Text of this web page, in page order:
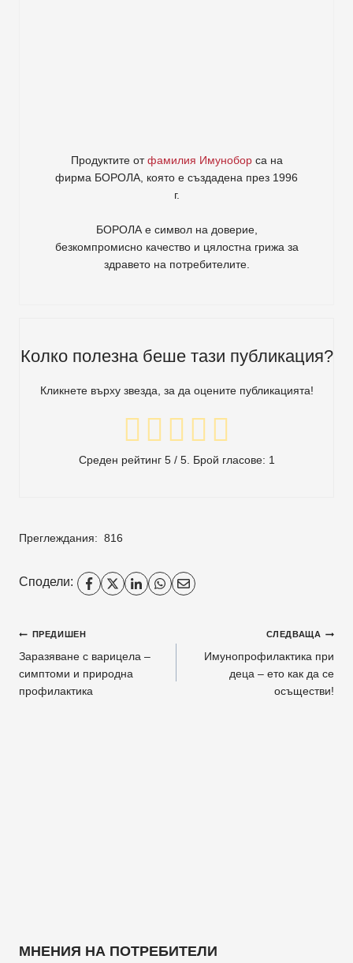
Продуктите отфамилия Имуноборса на
фирма БОРОЛА , която е създадена през 1996
г.
БОРОЛА е символ на доверие,
безкомпромисно качество и цялостна грижа за
здравето на потребителите.
Колко полезна беше тази публикация?
Кликнете върху звезда, за да оцените публикацията!
Среден рейтинг 5/ 5. Брой гласове: 1
Преглеждания: 816
Сподели:
Навигация
ПРЕДИШЕН
Заразяване с варицела –
симптоми и природна
профилактика
СЛЕДВАЩА
Имунопрофилактика при
деца – ето как да се
осъществи!
МНЕНИЯ НА ПОТРЕБИТЕЛИ